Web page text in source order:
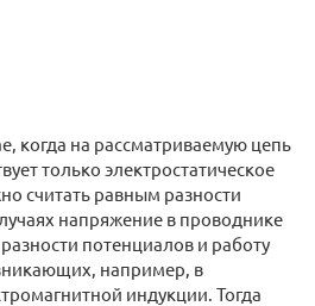
когда на рассматриваемую цепь
только электростатическое
считать равным разности
напряжение в проводнике
потенциалов и работу
например, в
индукции. Тогда